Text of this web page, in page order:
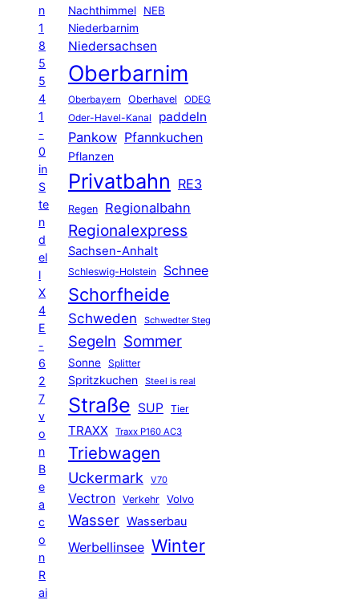
n
1
8
5
5
4
1
-
0
in
S
te
n
d
el
l
X
4
E
-
6
2
7
v
o
n
B
e
a
c
o
n
R
ai
Nachthimmel
NEB
Niederbarnim
Niedersachsen
Oberbarnim
Oberbayern Oberhavel ODEG
Oder-Havel-Kanal paddeln
Pankow Pfannkuchen
Pflanzen
Privatbahn RE3
Regen Regionalbahn
Regionalexpress
Sachsen-Anhalt
Schleswig-Holstein Schnee
Schorfheide
Schweden Schwedter Steg
Segeln Sommer
Sonne Splitter
Spritzkuchen Steel is real
Straße SUP Tier
TRAXX Traxx P160 AC3
Triebwagen
Uckermark V70
Vectron Verkehr Volvo
Wasser Wasserbau
Werbellinsee Winter